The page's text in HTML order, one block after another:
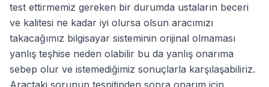
test ettirmemiz gereken bir durumda ustaların beceri
ve kalitesi ne kadar iyi olursa olsun aracımızı
takacağımız bilgisayar sisteminin orijinal olmaması
yanlış teşhise neden olabilir bu da yanlış onarıma
sebep olur ve istemediğimiz sonuçlarla karşılaşabiliriz.
Araçtaki sorunun tespitinden sonra onarım için